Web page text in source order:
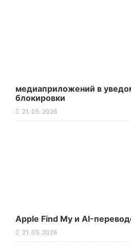
медиаприложений в
блокировки
21. 05. 2026
Apple Find My и AI-
21. 05. 2026